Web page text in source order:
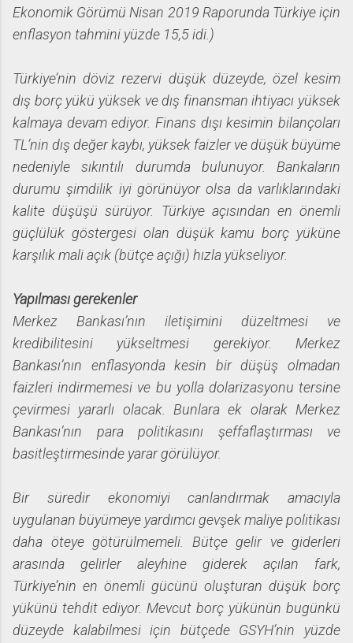
Ekonomik Görümü Nisan 2019 Raporunda Türkiye için
enflasyon tahmini yüzde 15,5 idi.)
Türkiye’nin döviz rezervi düşük düzeyde, özel kesim
dış borç yükü yüksek ve dış finansman ihtiyacı yüksek
kalmaya devam ediyor. Finans dışı kesimin bilançoları
TL’nin dış değer kaybı, yüksek faizler ve düşük büyüme
nedeniyle sıkıntılı durumda bulunuyor. Bankaların
durumu şimdilik iyi görünüyor olsa da varlıklarındaki
kalite düşüşü sürüyor. Türkiye açısından en önemli
güçlülük göstergesi olan düşük kamu borç yüküne
karşılık mali açık (bütçe açığı) hızla yükseliyor.
Yapılması gerekenler
Merkez Bankası’nın iletişimini düzeltmesi ve
kredibilitesini yükseltmesi gerekiyor. Merkez
Bankası’nın enflasyonda kesin bir düşüş olmadan
faizleri indirmemesi ve bu yolla dolarizasyonu tersine
çevirmesi yararlı olacak. Bunlara ek olarak Merkez
Bankası’nın para politikasını şeffaflaştırması ve
basitleştirmesinde yarar görülüyor.
Bir süredir ekonomiyi canlandırmak amacıyla
uygulanan büyümeye yardımcı gevşek maliye politikası
daha öteye götürülmemeli. Bütçe gelir ve giderleri
arasında gelirler aleyhine giderek açılan fark,
Türkiye’nin en önemli gücünü oluşturan düşük borç
yükünü tehdit ediyor. Mevcut borç yükünün bugünkü
düzeyde kalabilmesi için bütçede GSYH’nin yüzde